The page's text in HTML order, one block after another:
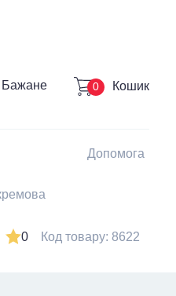
Бажане Кошик
0
Допомога
0 Код товару: 8622